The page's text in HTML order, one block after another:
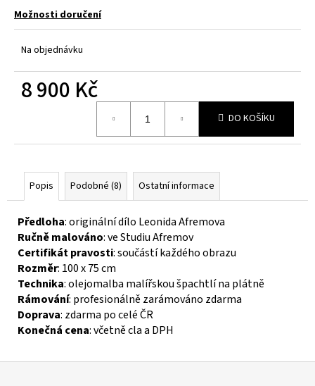
Možnosti doručení
Na objednávku
8 900 Kč
DO KOŠÍKU
Popis Podobné (8) Ostatní informace
Předloha: originální dílo Leonida Afremova
Ručně malováno: ve Studiu Afremov
Certifikát pravosti: součástí každého obrazu
Rozměr: 100 x 75 cm
Technika: olejomalba malířskou špachtlí na plátně
Rámování: profesionálně zarámováno zdarma
Doprava: zdarma po celé ČR
Konečná cena: včetně cla a DPH
e
m
e